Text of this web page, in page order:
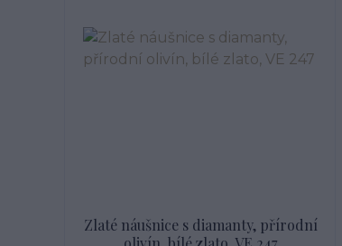
Zlaté náušnice s diamanty, přírodní